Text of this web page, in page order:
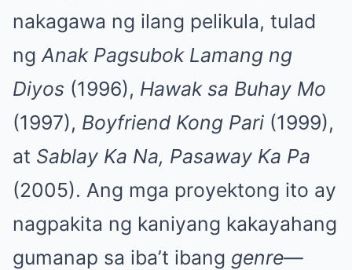
nakagawa ng ilang pelikula, tulad
ng Anak Pagsubok Lamang ng
Diyos (1996), Hawak sa Buhay Mo
(1997), Boyfriend Kong Pari (1999),
at Sablay Ka Na, Pasaway Ka Pa
(2005). Ang mga proyektong ito ay
nagpakita ng kaniyang kakayahang
gumanap sa iba’t ibang genre—